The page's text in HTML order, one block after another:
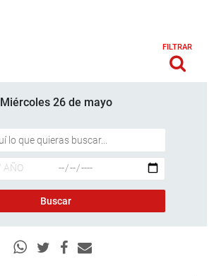
FILTRAR
Miércoles 26 de mayo